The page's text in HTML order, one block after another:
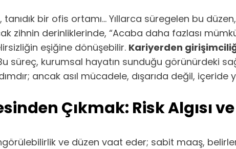
bir ofis ortamı… Yıllarca süregelen bu
zihnin derinliklerinde, “Acaba daha fazlası
eşiğine dönüşebilir. Kariyerden
süreç, kurumsal hayatın sunduğu görünürdeki
ancak asıl mücadele, dışarıda değil, içeride
Çıkmak: Risk Algısı
ve düzen vaat eder; sabit maaş,